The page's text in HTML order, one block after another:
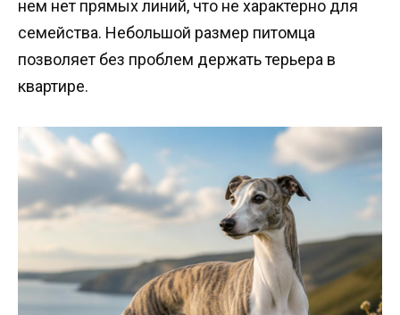
нем нет прямых линий, что не характерно для
семейства. Небольшой размер питомца
позволяет без проблем держать терьера в
квартире.